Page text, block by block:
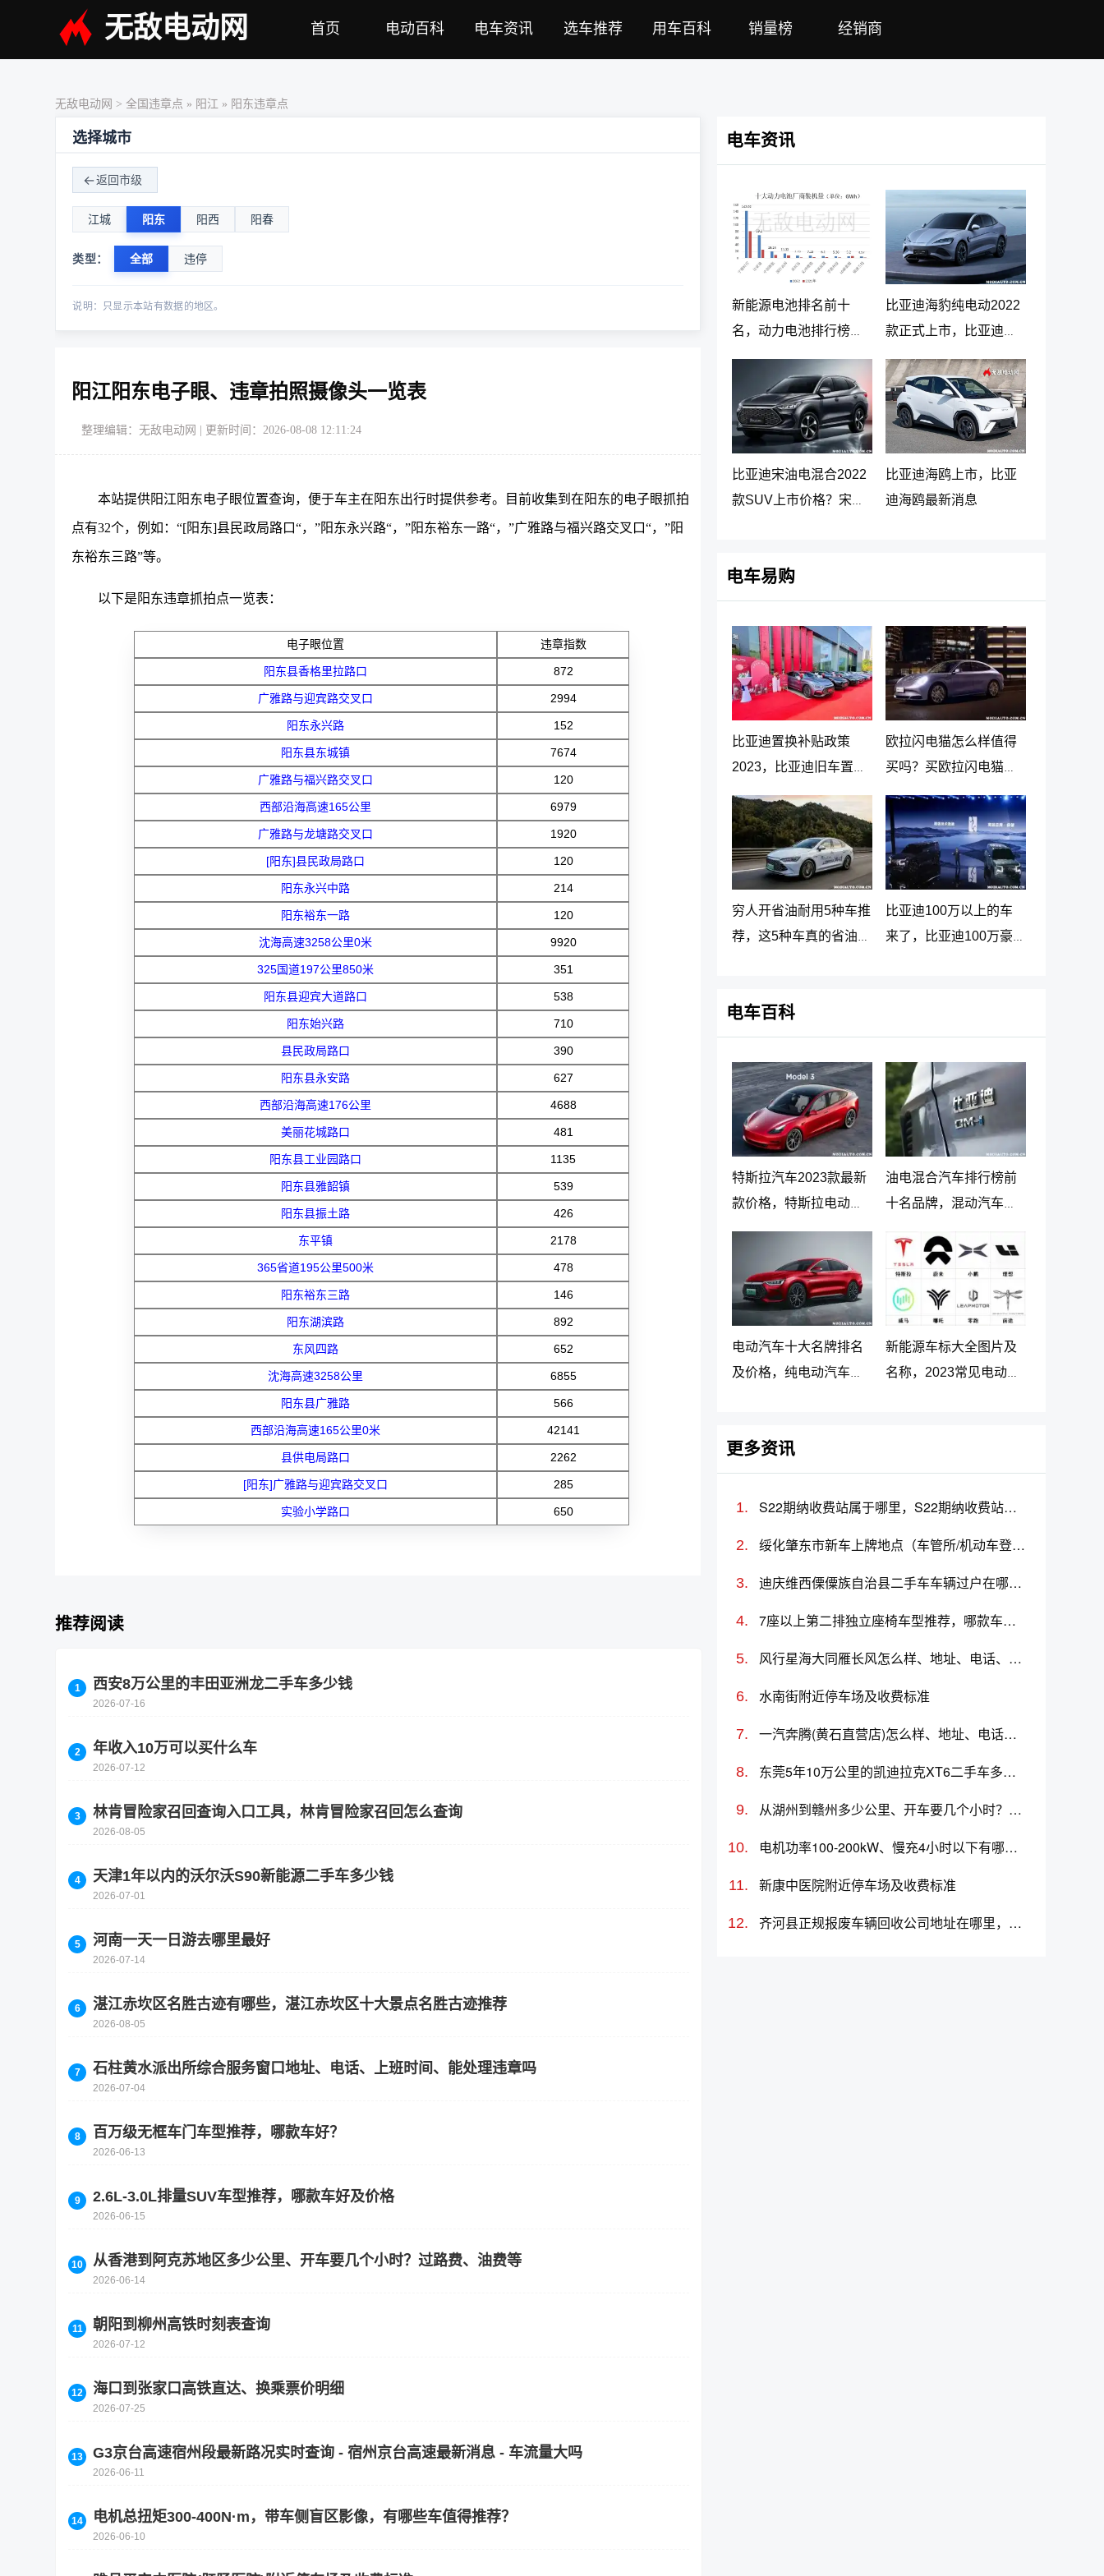
无敌电动网 首页 电动百科 电车资讯 选车推荐 用车百科 销量榜 经销商
无敌电动网 >全国违章点 » 阳江 » 阳东违章点
选择城市
返回市级
江城 阳东 阳西 阳春
类型： 全部 违停
说明：只显示本站有数据的地区。
阳江阳东电子眼、违章拍照摄像头一览表
整理编辑：无敌电动网 | 更新时间：2026-08-08 12:11:24
本站提供阳江阳东电子眼位置查询，便于车主在阳东出行时提供参考。目前收集到在阳东的电子眼抓拍
点有32个，例如：“[阳东]县民政局路口“，”阳东永兴路“，”阳东裕东一路“，”广雅路与福兴路交叉口“，”阳
东裕东三路”等。
以下是阳东违章抓拍点一览表：
电子眼位置 违章指数
阳东县香格里拉路口 872
广雅路与迎宾路交叉口 2994
阳东永兴路 152
阳东县东城镇 7674
广雅路与福兴路交叉口 120
西部沿海高速165公里 6979
广雅路与龙塘路交叉口 1920
[阳东]县民政局路口 120
阳东永兴中路 214
阳东裕东一路 120
沈海高速3258公里0米 9920
325国道197公里850米 351
阳东县迎宾大道路口 538
阳东始兴路 710
县民政局路口 390
阳东县永安路 627
西部沿海高速176公里 4688
美丽花城路口 481
阳东县工业园路口 1135
阳东县雅韶镇 539
阳东县振土路 426
东平镇 2178
365省道195公里500米 478
阳东裕东三路 146
阳东湖滨路 892
东风四路 652
沈海高速3258公里 6855
阳东县广雅路 566
西部沿海高速165公里0米 42141
县供电局路口 2262
[阳东]广雅路与迎宾路交叉口 285
实验小学路口 650
推荐阅读
西安8万公里的丰田亚洲龙二手车多少钱
2026-07-16
年收入10万可以买什么车
2026-07-12
林肯冒险家召回查询入口工具，林肯冒险家召回怎么查询
2026-08-05
天津1年以内的沃尔沃S90新能源二手车多少钱
2026-07-01
河南一天一日游去哪里最好
2026-07-14
湛江赤坎区名胜古迹有哪些，湛江赤坎区十大景点名胜古迹推荐
2026-08-05
石柱黄水派出所综合服务窗口地址、电话、上班时间、能处理违章吗
2026-07-04
百万级无框车门车型推荐，哪款车好？
2026-06-13
2.6L-3.0L排量SUV车型推荐，哪款车好及价格
2026-06-15
从香港到阿克苏地区多少公里、开车要几个小时？过路费、油费等
2026-06-14
朝阳到柳州高铁时刻表查询
2026-07-12
海口到张家口高铁直达、换乘票价明细
2026-07-25
G3京台高速宿州段最新路况实时查询 - 宿州京台高速最新消息 - 车流量大吗
2026-06-11
电机总扭矩300-400N·m，带车侧盲区影像，有哪些车值得推荐？
2026-06-10
电车资讯
新能源电池排名前十
名，动力电池排行榜前
十名
比亚迪海豹纯电动2022
款正式上市，比亚迪海
豹纯电动报价20.98万起
比亚迪宋油电混合2022
款SUV上市价格？宋
比亚迪海鸥上市，比亚
迪海鸥最新消息
电车易购
比亚迪置换补贴政策
2023，比亚迪旧车置换
新车价格表
欧拉闪电猫怎么样值得
买吗？买欧拉闪电猫十
大忠告
穷人开省油耐用5种车推
荐，这5种车真的省油又
比亚迪100万以上的车
来了，比亚迪100万豪
电车百科
特斯拉汽车2023款最新
款价格，特斯拉电动汽
车价格及落地价
油电混合汽车排行榜前
十名品牌，混动汽车十
电动汽车十大名牌排名
及价格，纯电动汽车排
新能源车标大全图片及
名称，2023常见电动汽
更多资讯
S22期纳收费站属于哪里，S22期纳收费站入口的详细地址
绥化肇东市新车上牌地点（车管所/机动车登记服务站）、上班时间、电话
迪庆维西傈僳族自治县二手车车辆过户在哪里办理、电话、上班时间
7座以上第二排独立座椅车型推荐，哪款车好？
风行星海大同雁长风怎么样、地址、电话、上班时间查询
水南街附近停车场及收费标准
一汽奔腾(黄石直营店)怎么样、地址、电话、上班时间查询
东莞5年10万公里的凯迪拉克XT6二手车多少钱
从湖州到赣州多少公里、开车要几个小时？过路费、油费等
电机功率100-200kW、慢充4小时以下有哪些车推荐？选哪款好？价格多少？
新康中医院附近停车场及收费标准
齐河县正规报废车辆回收公司地址在哪里，咨询电话号码，汽车报废拆解中心